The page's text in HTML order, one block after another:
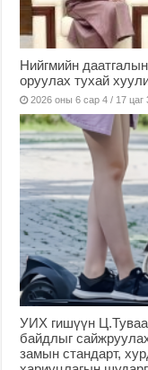
Нийгмийн
оруулах тухай
2026 оны 6 сар 4 / 17 цаг
УИХ гишүүн
байдлыг
замын стандарт,